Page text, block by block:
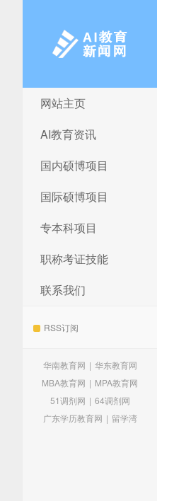
AI教育新闻网
网站主页
AI教育资讯
国内硕博项目
国际硕博项目
专本科项目
职称考证技能
联系我们
RSS订阅
华南教育网 | 华东教育网
MBA教育网 | MPA教育网
51调剂网 | 64调剂网
广东学历教育网 | 留学湾